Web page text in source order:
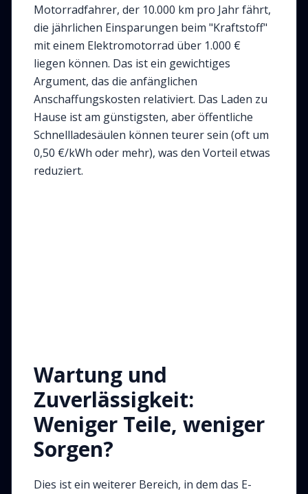
Motorradfahrer, der 10.000 km pro Jahr fährt,
die jährlichen Einsparungen beim "Kraftstoff"
mit einem Elektromotorrad über 1.000 €
liegen können. Das ist ein gewichtiges
Argument, das die anfänglichen
Anschaffungskosten relativiert. Das Laden zu
Hause ist am günstigsten, aber öffentliche
Schnellladesäulen können teurer sein (oft um
0,50 €/kWh oder mehr), was den Vorteil etwas
reduziert.
Wartung und
Zuverlässigkeit:
Weniger Teile, weniger
Sorgen?
Dies ist ein weiterer Bereich, in dem das E-